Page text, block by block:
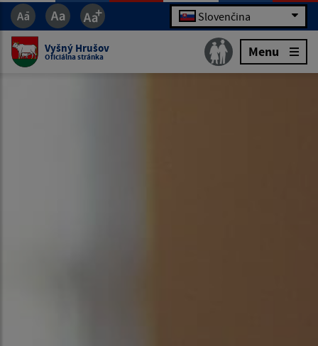
Slovenčina
Vyšný Hrušov
Oficiálna stránka Menu